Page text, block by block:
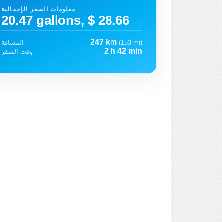
معلومات السفر الإجمالية
20.47 gallons, $ 28.66
المسافة 247 km (153 mi)
وقت السفر
2 h 42 min